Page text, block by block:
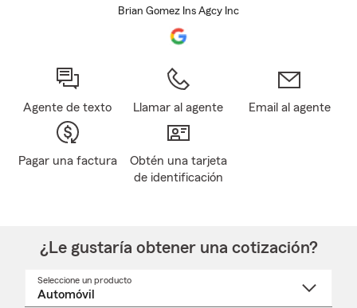
Brian Gomez Ins Agcy Inc
Agente de texto Llamar al agente Email al agente
Pagar una factura
Obtén una tarjeta
de identificación
¿Le gustaría obtener una cotización?
Seleccione un producto